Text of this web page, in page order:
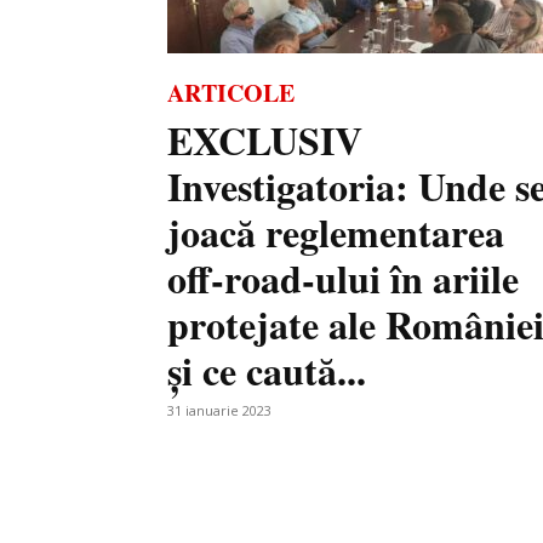
ARTICOLE
EXCLUSIV
Investigatoria: Unde
joacă reglementarea
off-road-ului în ariile
protejate ale României
și ce caută...
31 ianuarie 2023